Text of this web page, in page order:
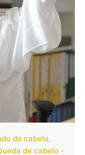
do cabelo
de cabelo